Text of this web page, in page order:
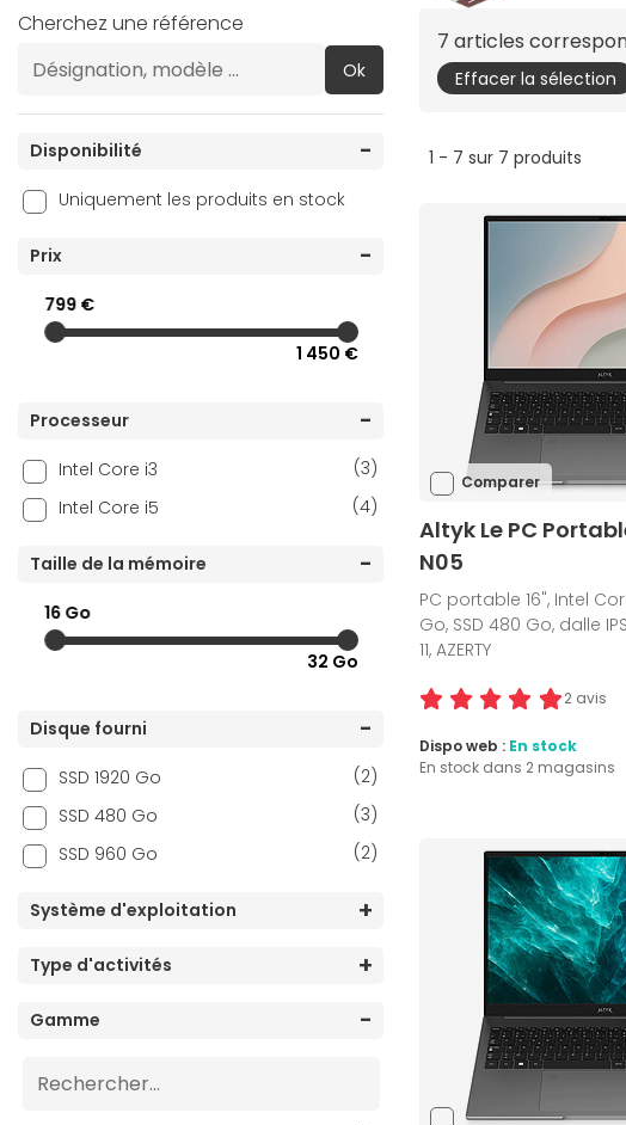
Cherchez une référence
Ok
Disponibilité
Uniquement les produits en stock
Prix
799 €
1 450 €
Processeur
Intel Core i3
(3)
Intel Core i5
(4)
Taille de la mémoire
16 Go
32 Go
Disque fourni
SSD 1920 Go
(2)
SSD 480 Go
(3)
SSD 960 Go
(2)
Système d'exploitation
Type d'activités
Gamme
7 articles
Effacer la sélection
1 - 7 sur 7 produits
Comparer
Altyk Le PC
N05
PC portable 16", Intel
Go, SSD 480 Go, dalle
11, AZERTY
2 avis
Dispo web : En stock
En stock dans 2 magasins